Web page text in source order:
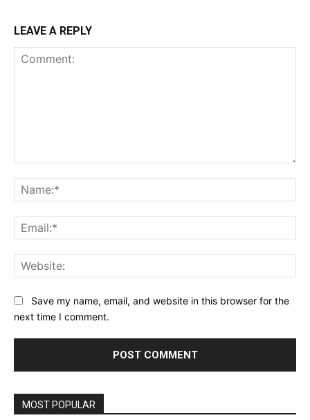
LEAVE A REPLY
Save my name, email, and website in this browser for the
next time I comment.
MOST POPULAR